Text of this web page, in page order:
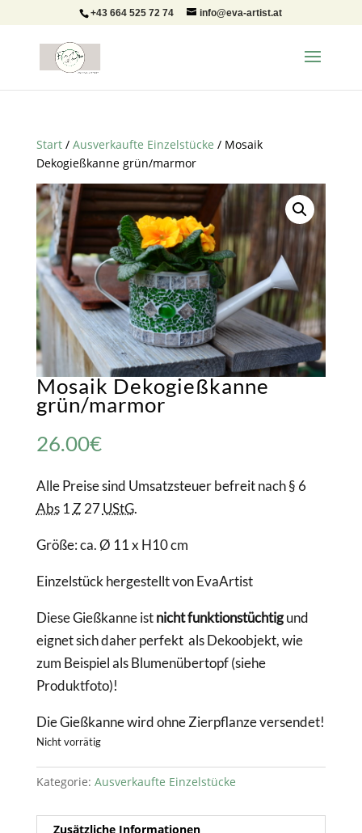
+43 664 525 72 74 info@eva-artist.at
Start/ Ausverkaufte Einzelstücke / Mosaik
Dekogießkanne grün/marmor
Mosaik Dekogießkanne
grün/marmor
26.00€
Alle Preise sind Umsatzsteuer befreit nach § 6
Abs1 Z 27UStG.
Größe: ca. Ø 11 x H10 cm
Einzelstück hergestellt von EvaArtist
Diese Gießkanne istnicht funktionstüchtigund
eignet sich daher perfekt als Dekoobjekt, wie
zum Beispiel als Blumenübertopf (siehe
Produktfoto)!
Die Gießkanne wird ohne Zierpflanze versendet!
Nicht vorrätig
Kategorie: Ausverkaufte Einzelstücke
Zusätzliche Informationen